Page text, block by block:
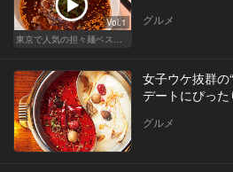
Vol.1
グルメ
女子ウケ抜群の
デートにぴっ
グルメ